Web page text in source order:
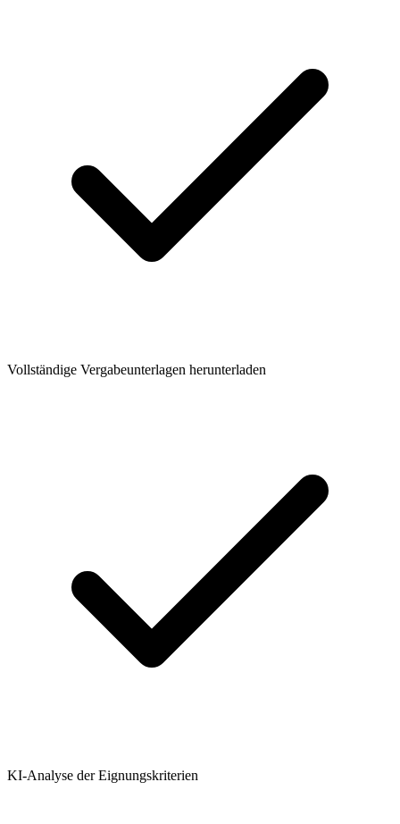
Vollständige Vergabeunterlagen herunterladen
KI-Analyse der Eignungskriterien